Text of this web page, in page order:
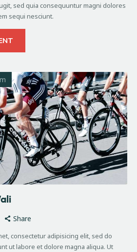
sed quia consequuntur magni dolores
sequi nesciunt.
Share
consectetur adipisicing elit, sed do
ut labore et dolore magna aliqua. Ut